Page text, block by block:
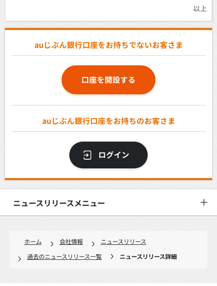
以上
auじぶん銀行口座をお持ちでないお客さま
口座を開設する
auじぶん銀行口座をお持ちのお客さま
ログイン
ニュースリリースメニュー
ホーム 会社情報
ニュースリリース
過去のニュースリリース一覧
ニュースリリース詳細